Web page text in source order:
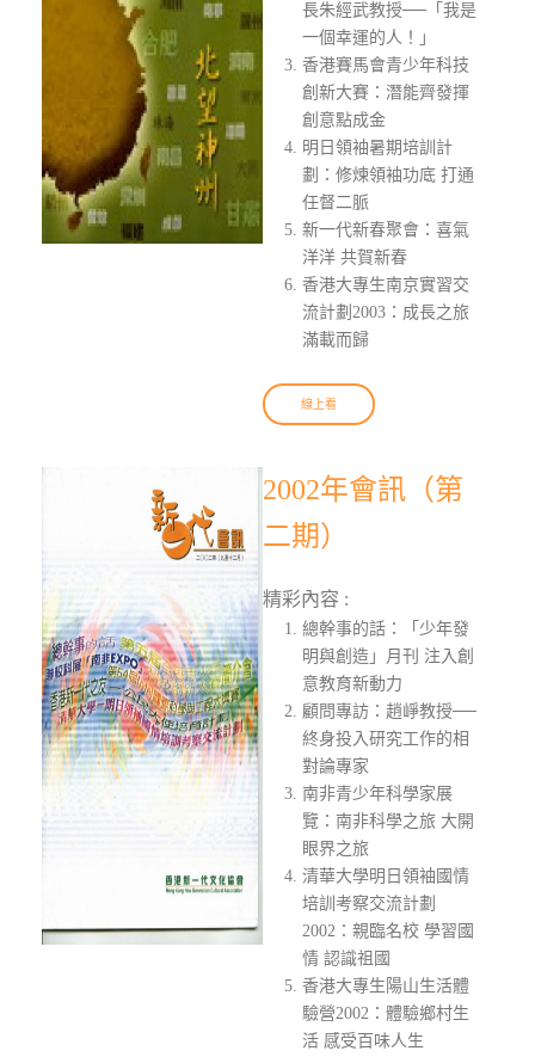
長朱經武教授──「我是
一個幸運的人！」
香港賽馬會青少年科技
創新大賽：潛能齊發揮
創意點成金
明日領袖暑期培訓計
劃：修煉領袖功底 打通
任督二脈
新一代新春聚會：喜氣
洋洋 共賀新春
香港大專生南京實習交
流計劃2003：成長之旅
滿載而歸
線上看
2002年會訊（第
二期）
精彩內容 :
總幹事的話：「少年發
明與創造」月刊 注入創
意教育新動力
顧問專訪：趙崢教授──
終身投入研究工作的相
對論專家
南非青少年科學家展
覽：南非科學之旅 大開
眼界之旅
清華大學明日領袖國情
培訓考察交流計劃
2002：親臨名校 學習國
情 認識祖國
香港大專生陽山生活體
驗營2002：體驗鄉村生
活 感受百味人生